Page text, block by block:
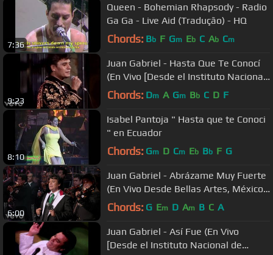
7:36
Queen - Bohemian Rhapsody - Radio
Ga Ga - Live Aid (Tradução) - HQ
Chords: Bb F Gm Eb C Ab Cm
9:23
Juan Gabriel - Hasta Que Te Conocí
(En Vivo [Desde el Instituto Nacional
de Bellas Artes])
Chords: Dm A Gm Bb C D F
8:10
Isabel Pantoja " Hasta que te Conoci
" en Ecuador
Chords: Gm D Cm Eb Bb F G
6:00
Juan Gabriel - Abrázame Muy Fuerte
(En Vivo Desde Bellas Artes, México/
2013)
Chords: G Em D Am B C A
Juan Gabriel - Así Fue (En Vivo
[Desde el Instituto Nacional de